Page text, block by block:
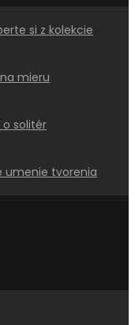
si z kolekcie
na mieru
o solitér
umenie tvorenia